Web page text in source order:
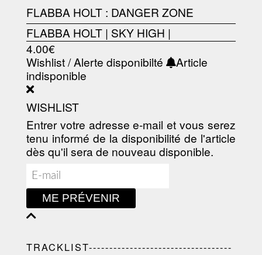
FLABBA HOLT : DANGER ZONE
FLABBA HOLT| SKY HIGH |
4.00€
Wishlist / Alerte disponibilté
Article
indisponible
WISHLIST
Entrer votre adresse e-mail et vous serez
tenu informé de la disponibilité de l'article
dès qu'il sera de nouveau disponible.
ME PRÉVENIR
TRACKLIST-----------------------------------